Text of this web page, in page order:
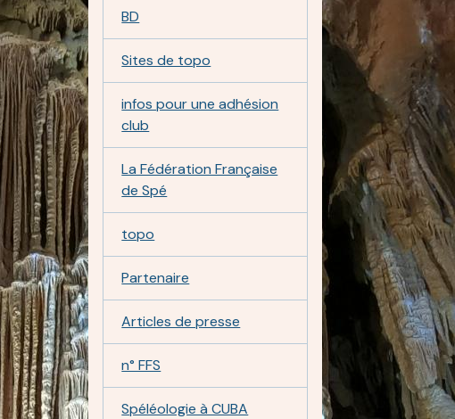
BD
Sites de topo
infos pour une adhésion
club
La Fédération Française
de Spé
topo
Partenaire
Articles de presse
n° FFS
Spéléologie à CUBA